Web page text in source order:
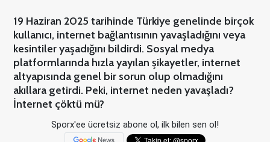
19 Haziran 2025 tarihinde Türkiye genelinde birçok
kullanıcı, internet bağlantısının yavaşladığını veya
kesintiler yaşadığını bildirdi. Sosyal medya
platformlarında hızla yayılan şikayetler, internet
altyapısında genel bir sorun olup olmadığını
akıllara getirdi. Peki, internet neden yavaşladı?
İnternet çöktü mü?
Sporx'ee ücretsiz abone ol, ilk bilen sen ol!